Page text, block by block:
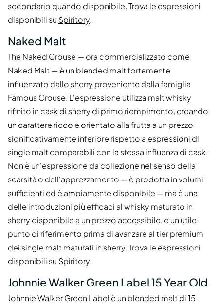
secondario quando disponibile. Trova le espressioni
disponibili su Spiritory.
Naked Malt
The Naked Grouse — ora commercializzato come
Naked Malt — è un blended malt fortemente
influenzato dallo sherry proveniente dalla famiglia
Famous Grouse. L'espressione utilizza malt whisky
rifinito in cask di sherry di primo riempimento, creando
un carattere ricco e orientato alla frutta a un prezzo
significativamente inferiore rispetto a espressioni di
single malt comparabili con la stessa influenza di cask.
Non è un'espressione da collezione nel senso della
scarsità o dell'apprezzamento — è prodotta in volumi
sufficienti ed è ampiamente disponibile — ma è una
delle introduzioni più efficaci al whisky maturato in
sherry disponibile a un prezzo accessibile, e un utile
punto di riferimento prima di avanzare al tier premium
dei single malt maturati in sherry. Trova le espressioni
disponibili su Spiritory.
Johnnie Walker Green Label 15 Year Old
Johnnie Walker Green Label è un blended malt di 15